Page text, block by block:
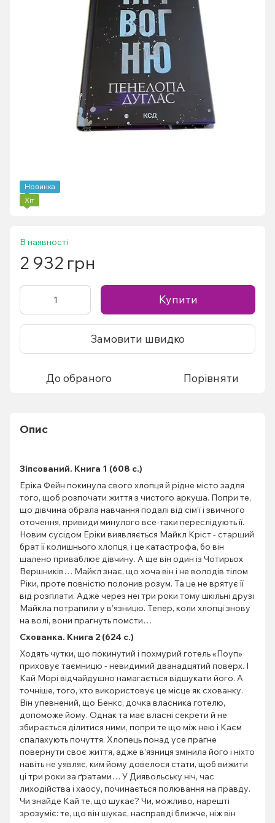
Новинка
Хіт
В наявності
2 932 грн
Купити
Замовити швидко
До обраного Порівняти
Опис
Зіпсований. Книга 1 (608 с.)
Еріка Фейн покинула свого хлопця й рідне місто задля
того, щоб розпочати життя з чистого аркуша. Попри те,
що дівчина обрала навчання подалі від сім’ї і звичного
оточення, привиди минулого все-таки переслідують її.
Новим сусідом Еріки виявляється Майкл Кріст - старший
брат її колишнього хлопця, і це катастрофа, бо він
шалено приваблює дівчину. А ще він один із Чотирьох
Вершників… Майкл знає, що хоча він і не володів тілом
Ріки, проте повністю полонив розум. Та це не врятує її
від розплати. Адже через неї три роки тому шкільні друзі
Майкла потрапили у в’язницю. Тепер, коли хлопці знову
на волі, вони прагнуть помсти…
Схованка. Книга 2 (624 с.)
Ходять чутки, що покинутий і похмурий готель «Поуп»
приховує таємницю - невидимий дванадцятий поверх. І
Кай Морі відчайдушно намагається відшукати його. А
точніше, того, хто використовує це місце як схованку.
Він упевнений, що Бенкс, дочка власника готелю,
допоможе йому. Однак та має власні секрети й не
збирається ділитися ними, попри те що між нею і Каєм
спалахують почуття. Хлопець понад усе прагне
повернути своє життя, адже в’язниця змінила його і ніхто
навіть не уявляє, ким йому довелося стати, щоб вижити
ці три роки за ґратами… У Диявольську ніч, час
лиходійства і хаосу, починається полювання на правду.
Чи знайде Кай те, що шукає? Чи, можливо, нарешті
зрозуміє: те, що він шукає, насправді ближче, ніж він